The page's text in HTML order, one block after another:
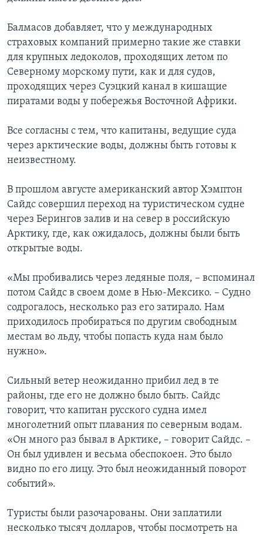
Балмасов добавляет, что у международных
страховых компаний примерно такие же ставки
для крупных ледоколов, проходящих летом по
Северному морскому пути, как и для судов,
проходящих через Суэцкий канал в кишащие
пиратами воды у побережья Восточной Африки.
Все согласны с тем, что капитаны, ведущие суда
через арктические воды, должны быть готовы к
неизвестному.
В прошлом августе американский автор Хэмптон
Сайдс совершил переход на туристическом судне
через Берингов залив и на север в российскую
Арктику, где, как ожидалось, должны были быть
открытые воды.
«Мы пробивались через ледяные поля, – вспоминал
потом Сайдс в своем доме в Нью-Мексико. – Судно
содрогалось, несколько раз его затирало. Нам
приходилось пробираться по другим свободным
местам во льду, чтобы попасть куда нам было
нужно».
Сильный ветер неожиданно прибил лед в те
районы, где его не должно было быть. Сайдс
говорит, что капитан русского судна имел
многолетний опыт плавания по северным водам.
«Он много раз бывал в Арктике, – говорит Сайдс. –
Он был удивлен и весьма обеспокоен. Это было
видно по его лицу. Это был неожиданный поворот
событий».
Туристы были разочарованы. Они заплатили
несколько тысяч долларов, чтобы посмотреть на